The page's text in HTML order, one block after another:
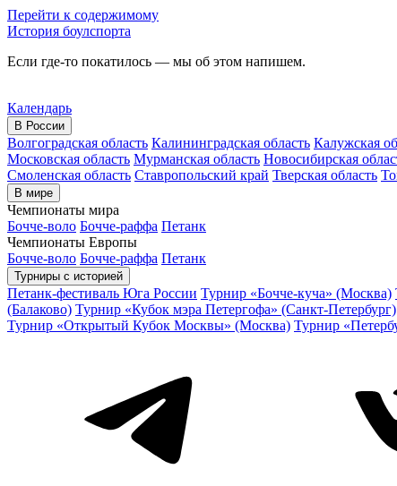
Перейти к содержимому
История боулспорта
Если где-то покатилось — мы об этом напишем.
Календарь
В России
Волгоградская область Калининградская область Калужская
Московская область Мурманская область Новосибирская
Смоленская область Ставропольский край Тверская область
В мире
Чемпионаты мира
Бочче-воло Бочче-раффа Петанк
Чемпионаты Европы
Бочче-воло Бочче-раффа Петанк
Турниры с историей
Петанк-фестиваль Юга России Турнир «Бочче-куча» (Москва)
(Балаково) Турнир «Кубок мэра Петергофа» (Санкт-Петербург)
Турнир «Открытый Кубок Москвы» (Москва) Турнир